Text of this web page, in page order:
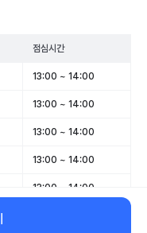
점심시간
13:00 ~ 14:00
13:00 ~ 14:00
13:00 ~ 14:00
13:00 ~ 14:00
13:00 ~ 14:00